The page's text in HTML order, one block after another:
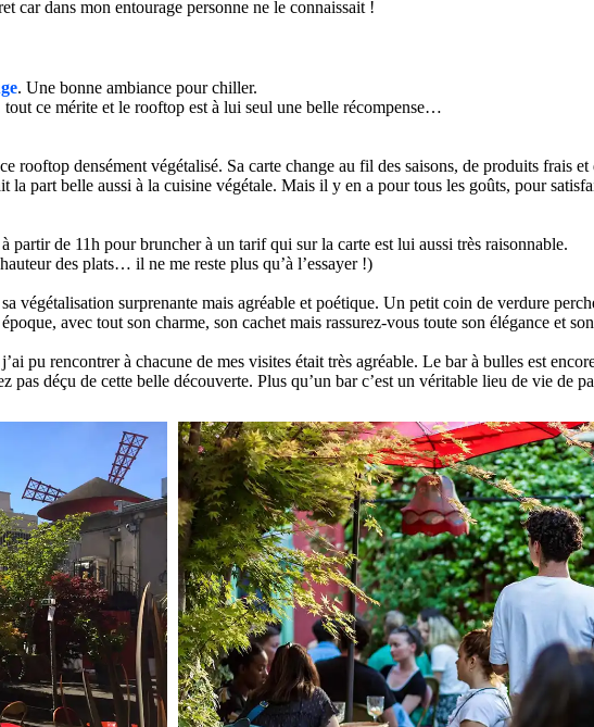
car dans mon entourage personne ne le connaissait !
. Une bonne ambiance pour chiller.
ce mérite et le rooftop est à lui seul une belle récompense…
rooftop densément végétalisé. Sa carte change au fil des saisons, de produits frais et
part belle aussi à la cuisine végétale. Mais il y en a pour tous les goûts, pour
de 11h pour bruncher à un tarif qui sur la carte est lui aussi très raisonnable.
des plats… il ne me reste plus qu’à l’essayer !)
végétalisation surprenante mais agréable et poétique. Un petit coin de verdure
avec tout son charme, son cachet mais rassurez-vous toute son élégance et
pu rencontrer à chacune de mes visites était très agréable. Le bar à bulles est
déçu de cette belle découverte. Plus qu’un bar c’est un véritable lieu de vie de